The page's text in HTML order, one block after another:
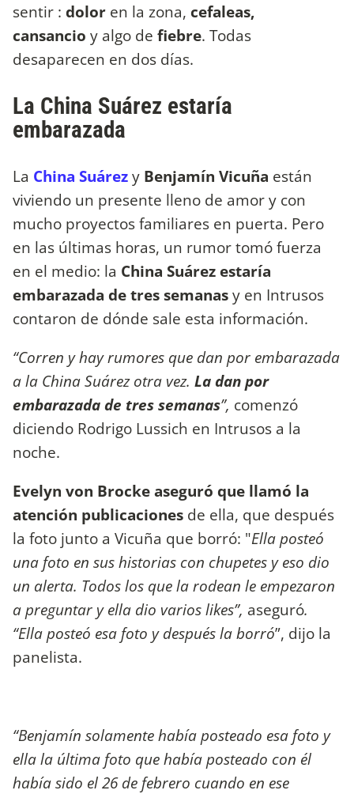
sentir : dolor en la zona, cefaleas,
cansancio y algo de fiebre. Todas
desaparecen en dos días.
La China Suárez estaría
embarazada
La China Suárezy Benjamín Vicuña están
viviendo un presente lleno de amor y con
mucho proyectos familiares en puerta. Pero
en las últimas horas, un rumor tomó fuerza
en el medio: la China Suárez estaría
embarazada de tres semanasy en Intrusos
contaron de dónde sale esta información.
“Corren y hay rumores que dan por embarazada
a la China Suárez otra vez. La dan por
embarazada de tres semanas”, comenzó
diciendo Rodrigo Lussich en Intrusos a la
noche.
Evelyn von Brocke aseguró que llamó la
atención publicaciones de ella, que después
la foto junto a Vicuña que borró: "Ella posteó
una foto en sus historias con chupetes y eso dio
un alerta. Todos los que la rodean le empezaron
a preguntar y ella dio varios likes”, aseguró.
“Ella posteó esa foto y después la borró”, dijo la
panelista.
“Benjamín solamente había posteado esa foto y
ella la última foto que había posteado con él
había sido el 26 de febrero cuando en ese